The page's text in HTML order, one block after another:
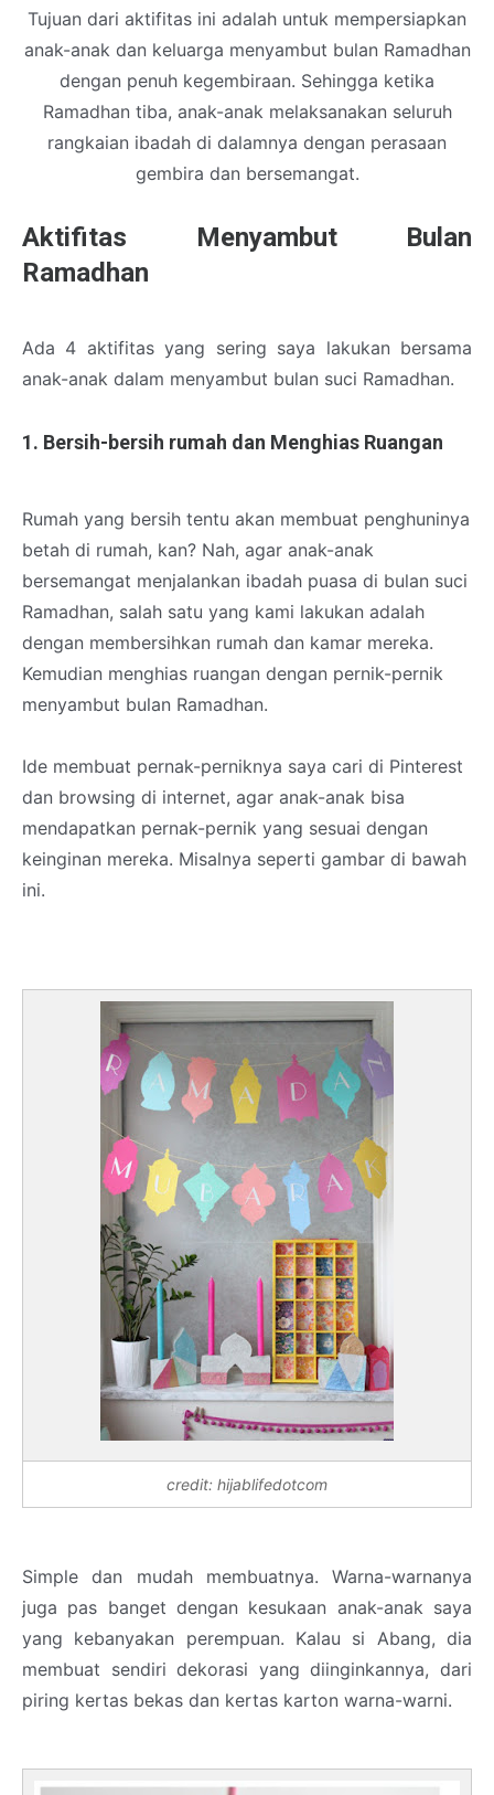
Tujuan dari aktifitas ini adalah untuk mempersiapkan
anak-anak dan keluarga menyambut bulan Ramadhan
dengan penuh kegembiraan. Sehingga ketika
Ramadhan tiba, anak-anak melaksanakan seluruh
rangkaian ibadah di dalamnya dengan perasaan
gembira dan bersemangat.
Aktifitas Menyambut Bulan
Ramadhan
Ada 4 aktifitas yang sering saya lakukan bersama
anak-anak dalam menyambut bulan suci Ramadhan.
1. Bersih-bersih rumah dan Menghias Ruangan
Rumah yang bersih tentu akan membuat penghuninya
betah di rumah, kan? Nah, agar anak-anak
bersemangat menjalankan ibadah puasa di bulan suci
Ramadhan, salah satu yang kami lakukan adalah
dengan membersihkan rumah dan kamar mereka.
Kemudian menghias ruangan dengan pernik-pernik
menyambut bulan Ramadhan.
Ide membuat pernak-perniknya saya cari di Pinterest
dan browsing di internet, agar anak-anak bisa
mendapatkan pernak-pernik yang sesuai dengan
keinginan mereka. Misalnya seperti gambar di bawah
ini.
credit: hijablifedotcom
Simple dan mudah membuatnya. Warna-warnanya
juga pas banget dengan kesukaan anak-anak saya
yang kebanyakan perempuan. Kalau si Abang, dia
membuat sendiri dekorasi yang diinginkannya, dari
piring kertas bekas dan kertas karton warna-warni.